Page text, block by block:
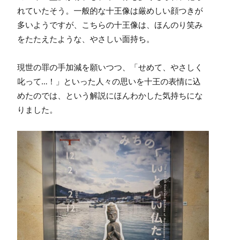
れていたそう。一般的な十王像は厳めしい顔つきが
多いようですが、こちらの十王像は、ほんのり笑み
をたたえたような、やさしい面持ち。
現世の罪の手加減を願いつつ、「せめて、やさしく
叱って…！」といった人々の思いを十王の表情に込
めたのでは、という解説にほんわかした気持ちにな
りました。